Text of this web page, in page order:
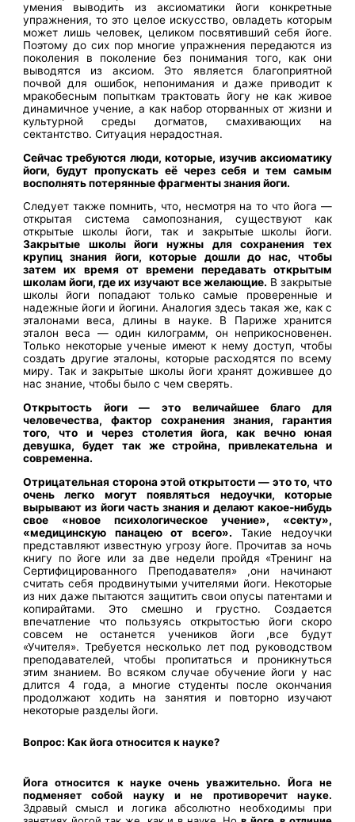
умения выводить из аксиоматики йоги конкретные
упражнения, то это целое искусство, овладеть которым
может лишь человек, целиком посвятивший себя йоге.
Поэтому до сих пор многие упражнения передаются из
поколения в поколение без понимания того, как они
выводятся из аксиом. Это является благоприятной
почвой для ошибок, непонимания и даже приводит к
мракобесным попыткам трактовать йогу не как живое
динамичное учение, а как набор оторванных от жизни и
культурной среды догматов, смахивающих на
сектантство. Ситуация нерадостная.
Сейчас требуются люди, которые, изучив аксиоматику
йоги, будут пропускать её через себя и тем самым
восполнять потерянные фрагменты знания йоги.
Следует также помнить, что, несмотря на то что йога —
открытая система самопознания, существуют как
открытые школы йоги, так и закрытые школы йоги.
Закрытые школы йоги нужны для сохранения тех
крупиц знания йоги, которые дошли до нас, чтобы
затем их время от времени передавать открытым
школам йоги, где их изучают все желающие. В закрытые
школы йоги попадают только самые проверенные и
надежные йоги и йогини. Аналогия здесь такая же, как с
эталонами веса, длины в науке. В Париже хранится
эталон веса — один килограмм, он неприкосновенен.
Только некоторые ученые имеют к нему доступ, чтобы
создать другие эталоны, которые расходятся по всему
миру. Так и закрытые школы йоги хранят дожившее до
нас знание, чтобы было с чем сверять.
Открытость йоги — это величайшее благо для
человечества, фактор сохранения знания, гарантия
того, что и через столетия йога, как вечно юная
девушка, будет так же стройна, привлекательна и
современна.
Отрицательная сторона этой открытости — это то, что
очень легко могут появляться недоучки, которые
вырывают из йоги часть знания и делают какое-нибудь
свое «новое психологическое учение», «секту»,
«медицинскую панацею от всего». Такие недоучки
представляют известную угрозу йоге. Прочитав за ночь
книгу по йоге или за две недели пройдя «Тренинг на
Сертифицированного Преподавателя» ,они начинают
считать себя продвинутыми учителями йоги. Некоторые
из них даже пытаются защитить свои опусы патентами и
копирайтами. Это смешно и грустно. Создается
впечатление что пользуясь открытостью йоги скоро
совсем не останется учеников йоги ,все будут
«Учителя». Требуется несколько лет под руководством
преподавателей, чтобы пропитаться и проникнуться
этим знанием. Во всяком случае обучение йоги у нас
длится 4 года, а многие студенты после окончания
продолжают ходить на занятия и повторно изучают
некоторые разделы йоги.
Вопрос: Как йога относится к науке?
Йога относится к науке очень уважительно. Йога не
подменяет собой науку и не противоречит науке.
Здравый смысл и логика абсолютно необходимы при